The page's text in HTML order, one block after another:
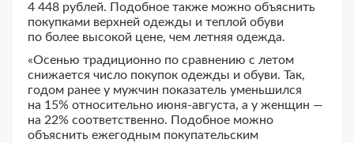
4 448 рублей. Подобное также можно объяснить
покупками верхней одежды и теплой обуви
по более высокой цене, чем летняя одежда.
«Осенью традиционно по сравнению с летом
снижается число покупок одежды и обуви. Так,
годом ранее у мужчин показатель уменьшился
на 15% относительно июня-августа, а у женщин —
на 22% соответственно. Подобное можно
объяснить ежегодным покупательским